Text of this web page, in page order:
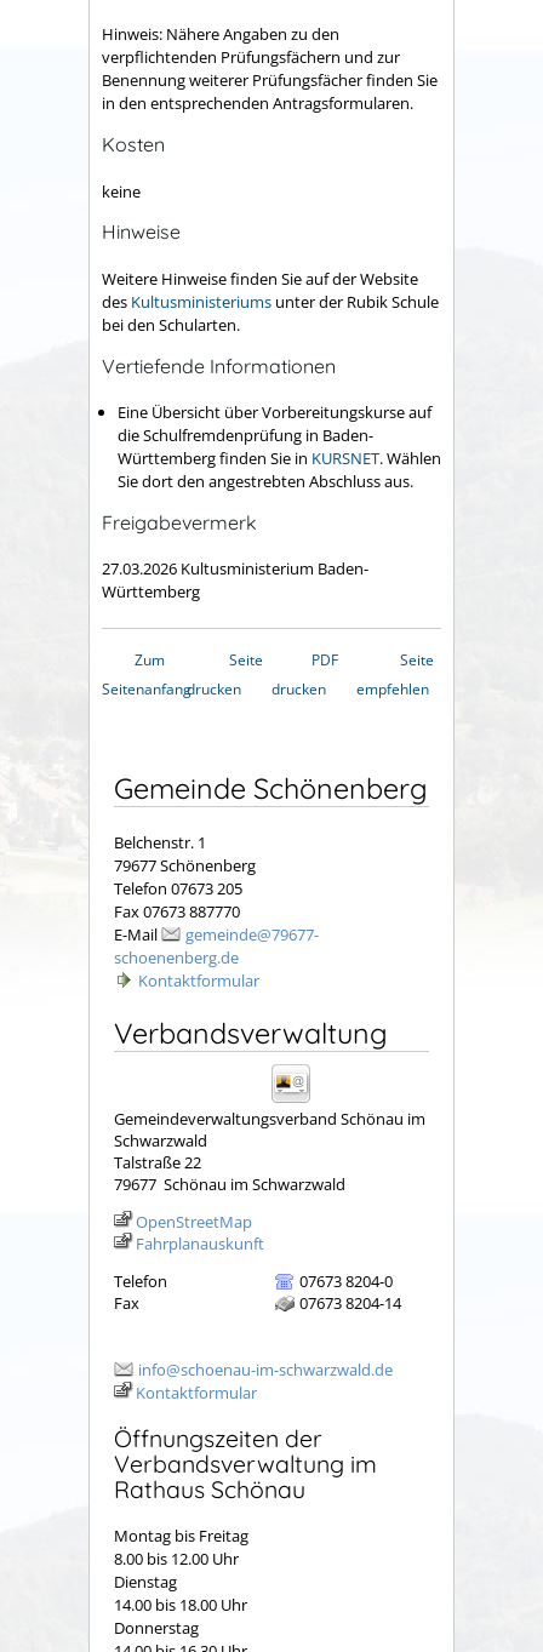
Hinweis: Nähere Angaben zu den
verpflichtenden Prüfungsfächern und zur
Benennung weiterer Prüfungsfächer finden Sie
in den entsprechenden Antragsformularen.
Kosten
keine
Hinweise
Weitere Hinweise finden Sie auf der Website
des Kultusministeriums unter der Rubik Schule
bei den Schularten.
Vertiefende Informationen
Eine Übersicht über Vorbereitungskurse auf
die Schulfremdenprüfung in Baden-
Württemberg finden Sie in KURSNET. Wählen
Sie dort den angestrebten Abschluss aus.
Freigabevermerk
27.03.2026 Kultusministerium Baden-
Württemberg
Zum
Seitenanfang
Seite
drucken
PDF
drucken
Seite
empfehlen
Gemeinde Schönenberg
Belchenstr. 1
79677 Schönenberg
Telefon 07673 205
Fax 07673 887770
E-Mail
gemeinde@79677-
schoenenberg.de
Kontaktformular
Verbandsverwaltung
Gemeindeverwaltungsverband Schönau im
Schwarzwald
Talstraße 22
79677 Schönau im Schwarzwald
OpenStreetMap
Fahrplanauskunft
Telefon
07673 8204-0
Fax
07673 8204-14
info@schoenau-im-schwarzwald.de
Kontaktformular
Öffnungszeiten der
Verbandsverwaltung im
Rathaus Schönau
Montag bis Freitag
8.00 bis 12.00 Uhr
Dienstag
14.00 bis 18.00 Uhr
Donnerstag